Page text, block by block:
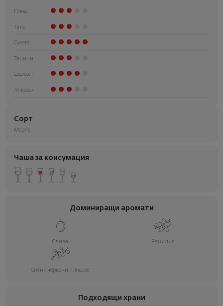
Плод
Тяло
Сухота
Танини
Свежест
Алкохол
Сорт
Мерло
Чаша за консумация
Доминиращи аромати
Слива Ванилия
Ситни червени плодове
Подходящи храни